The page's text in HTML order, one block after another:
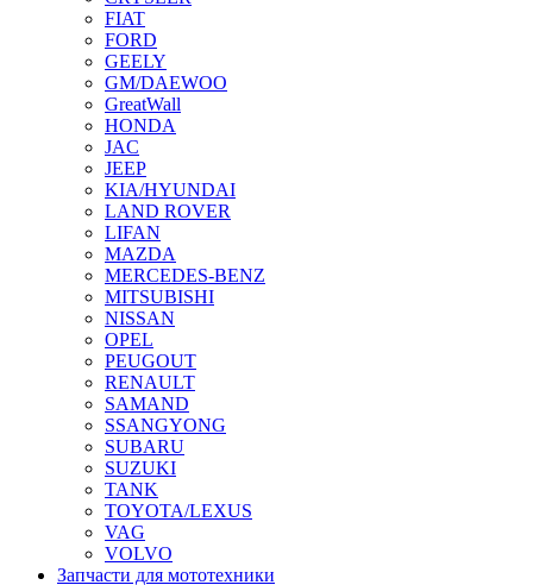
FIAT
FORD
GEELY
GM/DAEWOO
GreatWall
HONDA
JAC
JEEP
KIA/HYUNDAI
LAND ROVER
LIFAN
MAZDA
MERCEDES-BENZ
MITSUBISHI
NISSAN
OPEL
PEUGOUT
RENAULT
SAMAND
SSANGYONG
SUBARU
SUZUKI
TANK
TOYOTA/LEXUS
VAG
VOLVO
Запчасти для мототехники